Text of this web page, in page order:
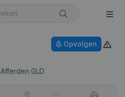
Afferden GLD
Opvolgen